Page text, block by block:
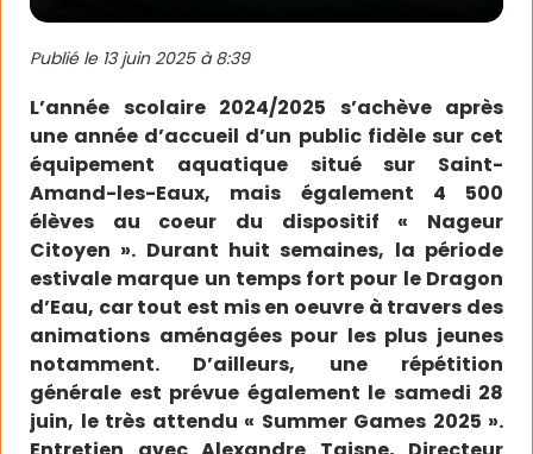
Publié le 13 juin 2025 à 8:39
L’année scolaire 2024/2025 s’achève après
une année d’accueil d’un public fidèle sur cet
équipement aquatique situé sur Saint-
Amand-les-Eaux, mais également 4 500
élèves au coeur du dispositif « Nageur
Citoyen ». Durant huit semaines, la période
estivale marque un temps fort pour le Dragon
d’Eau, car tout est mis en oeuvre à travers des
animations aménagées pour les plus jeunes
notamment. D’ailleurs, une répétition
générale est prévue également le samedi 28
juin, le très attendu « Summer Games 2025 ».